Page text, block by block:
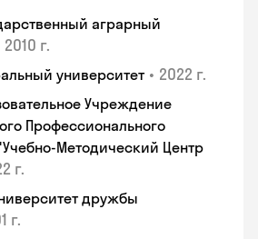
аграрный
2010 г.
университет • 2022 г.
Учреждение
Профессионального
Методический Центр
г.
дружбы
г.